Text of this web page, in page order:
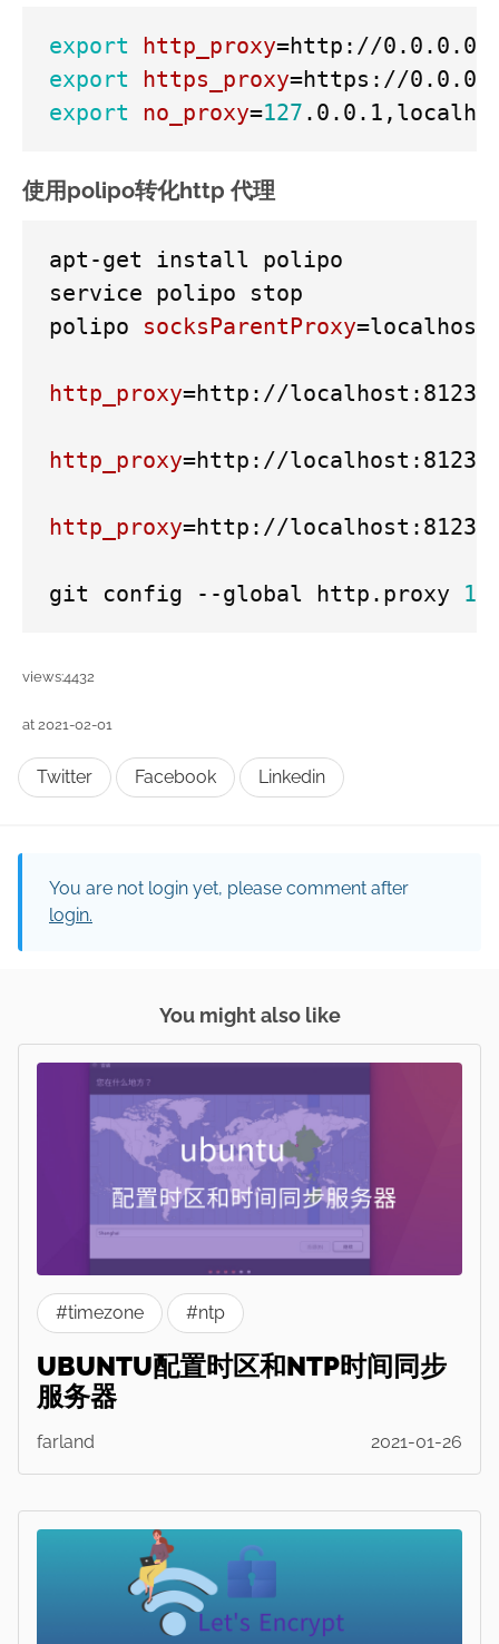
export http_proxy=
export
https_proxy=
export
no_proxy=127
使用polipo转化http 代理
apt-get install polipo
service polipo stop
polipo socksParentProxy=
http_proxy=http://localhost:8123
http_proxy=http://localhost:8123
http_proxy=http://localhost:8123
git config --global http.proxy
views:4432
at 2021-02-01
Twitter Facebook Linkedin
You are not login yet, please comment after
login.
You might also like
#timezone #ntp
UBUNTU配置时区和NTP时间同步
服务器
farland 2021-01-26